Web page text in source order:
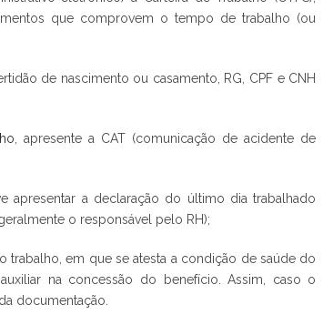
que comprovem o tempo de trabalho (ou
de nascimento ou casamento, RG, CPF e CNH
, apresente a CAT (comunicação de acidente de
apresentar a declaração do último dia trabalhado
o responsável pelo RH);
trabalho, em que se atesta a condição de saúde do
na concessão do benefício. Assim, caso o
documentação.